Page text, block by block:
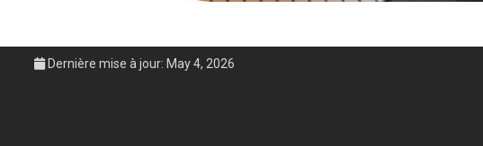
Dernière mise à jour: May 4, 2026